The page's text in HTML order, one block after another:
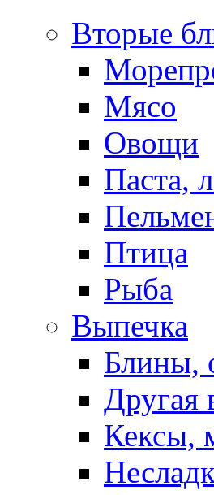
Вторые
Мясо
Овощи
Паста,
Птица
Рыба
Выпечка
Блины,
Другая
Кексы,